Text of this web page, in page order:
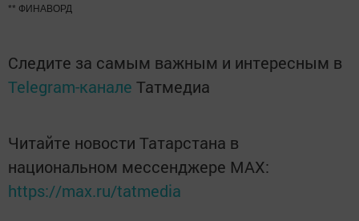
** ФИНАВОРД
Следите за самым важным и интересным в
Telegram-канале Татмедиа
Читайте новости Татарстана в
национальном мессенджере MАХ:
https://max.ru/tatmedia